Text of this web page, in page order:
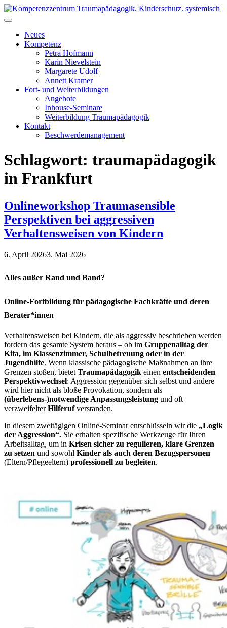
Skip
to
Zertifizierung
Neues
Kompetenz
Petra Hofmann
Karin Nievelstein
Margarete Udolf
Annett Kramer
Fort- und Weiterbildungen
Angebote
Inhouse-Seminare
Weiterbildung Traumapädagogik
Kontakt
Beschwerdemanagement
Schlagwort: traumapädagogik
in Frankfurt
Onlineworkshop Traumasensible
Perspektiven bei aggressiven
Verhaltensweisen von Kindern
6. April 20263. Mai 2026
Alles außer Rand und Band?
Online-Fortbildung für pädagogische Fachkräfte und deren
Berater*innen
Verhaltensweisen bei Kindern, die als aggressiv beschrieben werden
fordern das gesamte System heraus – ob im Gruppenalltag der
Kita, im Klassenzimmer, Schulbetreuung oder in der
Jugendhilfe. Wenn klassische pädagogische Maßnahmen an ihre
Grenzen stoßen, bietet Traumapädagogik einen entscheidenden
Perspektivwechsel: Aggression gegenüber sich selbst und andere
wird hier nicht als bloße Provokation, sondern als
(überlebens-)notwendige Anpassungsleistung und oft
verzweifelterHilferufverstanden.
In diesem zweitägigen Online-Seminar entschlüsseln wir die „Logik
der Aggression“. Sie erhalten spezifische Werkzeuge für Ihren
Arbeitsalltag, um in Krisen sicher zu regulieren, klare Grenzen
zu setzen und sowohl Kinder als auch deren Bezugspersonen
(Eltern/Pflegeeltern) professionell zu begleiten.